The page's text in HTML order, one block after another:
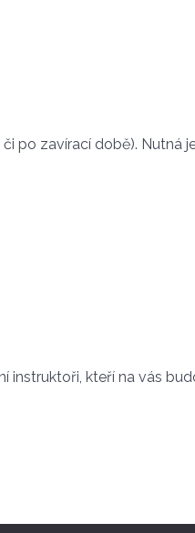
po zavírací době). Nutná
instruktoři, kteří na vás